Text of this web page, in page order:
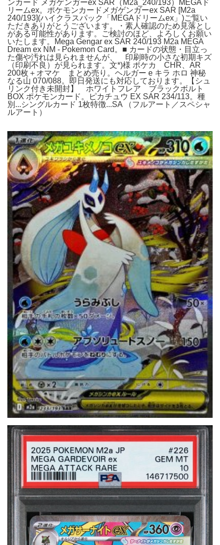
ンカード メガゲンガーex SAR（M2a_240/193）MEGAド
リームex。ポケモンカードメガゲンガーex SAR [M2a
240/193](ハイクラスパック「MEGAドリームex」)ご覧い
ただきありがとうございます。・素人確認のため見落とし
がある可能性があります。ご検討のほど、よろしくお願い
いたします。Mega Gengar ex SAR 240/193 M2a MEGA
Dream ex NM - Pokemon Card。■ カードの状態・目立っ
た傷や汚れは見られませんが、 印刷時の小さな初期キズ
（印刷不良）が見られます。文*)様 ポケカ CHR、AR
200枚＋オマケ まとめ売り。ヘルガー e キラ ホロ 神秘
なる山 070/088。即日発送にも対応しております。【シュ
リンク付き未開封】 ホワイトフレア ブラックボルト
BOX ポケモンカード。ピカチュウ EX SAR 234/113。種
別...シングルカード 1枚特徴...SA （フルアート／スペシャ
ルアート）